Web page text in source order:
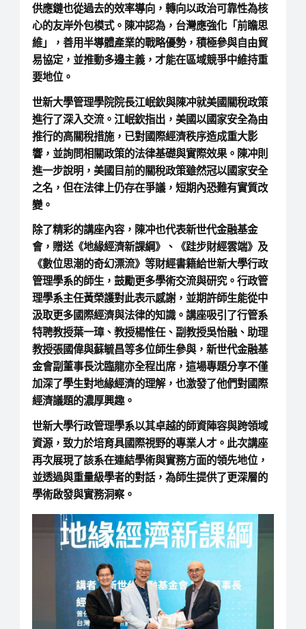
供應鏈也從過去的效率導向，轉向以政治可靠性為核
心的友岸外包模式。陳冲認為，台灣應強化「前瞻思
維」，善用半導體產業的戰略優勢，積極參與自由貿
易協定，並推動多邊主義，才能在區域競爭中維持重
要地位。
世新大學管理學院院長江岷欽與陳冲就美國關稅政策
進行了深入交流。江岷欽指出，美國以國家安全為由
推行的高關稅措施，已對國際經濟秩序造成重大影
響，並詢問相關政策的法律基礎與實際效果。陳冲則
進一步說明，美國目前的關稅政策雖然冠以國家安全
之名，但在法律上仍存在爭議，短期內恐難有實質改
變。
除了精彩的講座內容，陳冲也代表新世代金融基金
會，贈送《地緣經濟新課綱》、《跬步財經雲端》及
《數位思潮的奇幻漂流》等財經書籍給世新大學行政
管理學系的師生，鼓勵更多學術交流與研究。行政管
理學系主任黃榮護對此表示感謝，並期許師生能從中
汲取更多國際經濟與法律的知識。講座吸引了行管系
特聘教授葉一璋、教授楊惟任、副教授吳怡融、助理
教授張國偉與蘇毓昌等多位師生參與，新世代金融基
金會副董事長沈臨龍亦全程出席，這場專題分享不僅
加深了學生對地緣經濟的理解，也激發了他們對國際
經濟議題的濃厚興趣。
世新大學行政管理學系以其卓越的師資陣容與跨領域
資源，致力於培育具國際視野的專業人才。此次講座
再次展現了該系在連結學術與實務方面的領先地位，
並透過與重量級學者的對話，為師生提供了更深層的
學術啟發與實務洞察。